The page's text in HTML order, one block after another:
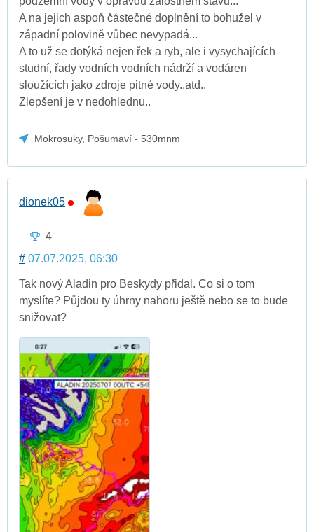
A na jejich aspoň částečné doplnění to bohužel v
západní polovině vůbec nevypadá...
A to už se dotýká nejen řek a ryb, ale i vysychajících
studní, řady vodních vodních nádrží a vodáren
sloužících jako zdroje pitné vody..atd..
Zlepšení je v nedohlednu..
Mokrosuky, Pošumaví - 530mnm
dionek05
4
# 07.07.2025, 06:30
Tak nový Aladin pro Beskydy přidal. Co si o tom
myslíte? Půjdou ty úhrny nahoru ještě nebo se to bude
snižovat?